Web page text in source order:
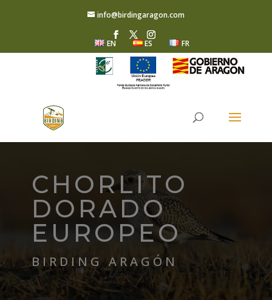
info@birdingaragon.com
EN ES FR
CHORLITO
DORADO
EUROPEO
BIRDING ARAGÓN